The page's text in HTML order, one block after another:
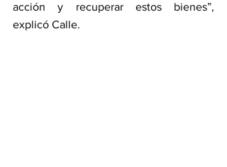
acción y recuperar estos bienes”,
explicó Calle.